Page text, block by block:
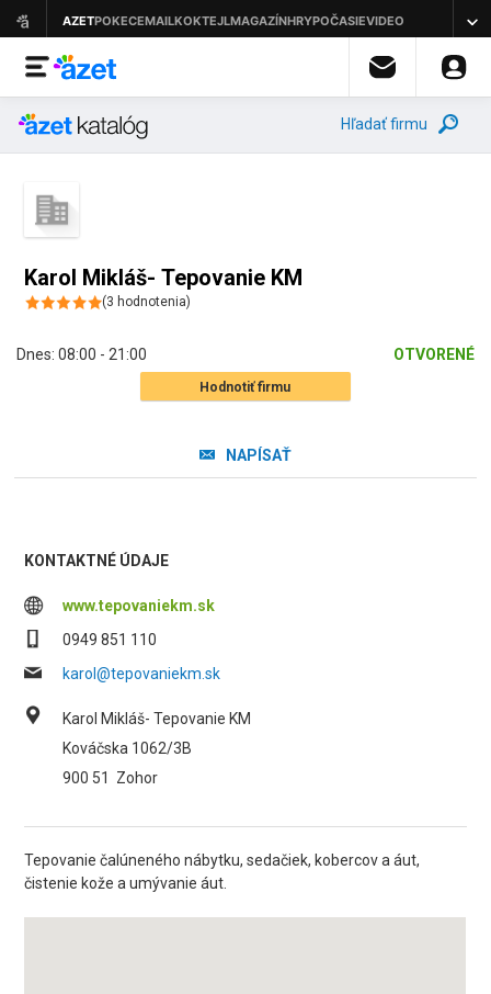
Hľadať firmu
Karol Mikláš- Tepovanie KM
(3 hodnotenia)
Dnes: 08:00 - 21:00 OTVORENÉ
Hodnotiť firmu
NAPÍSAŤ
KONTAKTNÉ ÚDAJE
www.tepovaniekm.sk
0949 851 110
karol@tepovaniekm.sk
Karol Mikláš- Tepovanie KM
Kováčska 1062/3B
900 51
Zohor
Tepovanie čalúneného nábytku, sedačiek, kobercov a áut,
čistenie kože a umývanie áut.